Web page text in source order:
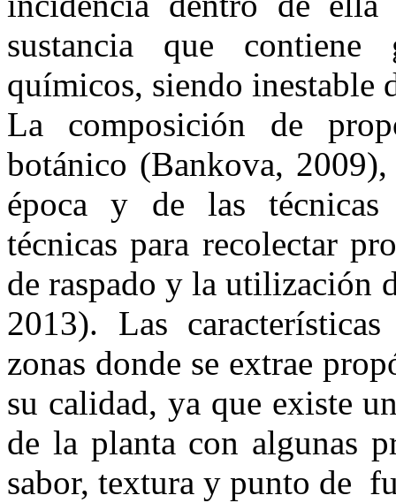
sustancia que contiene
químicos, siendo inestable
La composición de
botánico (Bankova,
época y de las técnicas
técnicas para recolectar
de raspado y la utilización
2013). Las
zonas donde se extrae
su calidad, ya que existe
de la planta con algunas
sabor, textura y punto de